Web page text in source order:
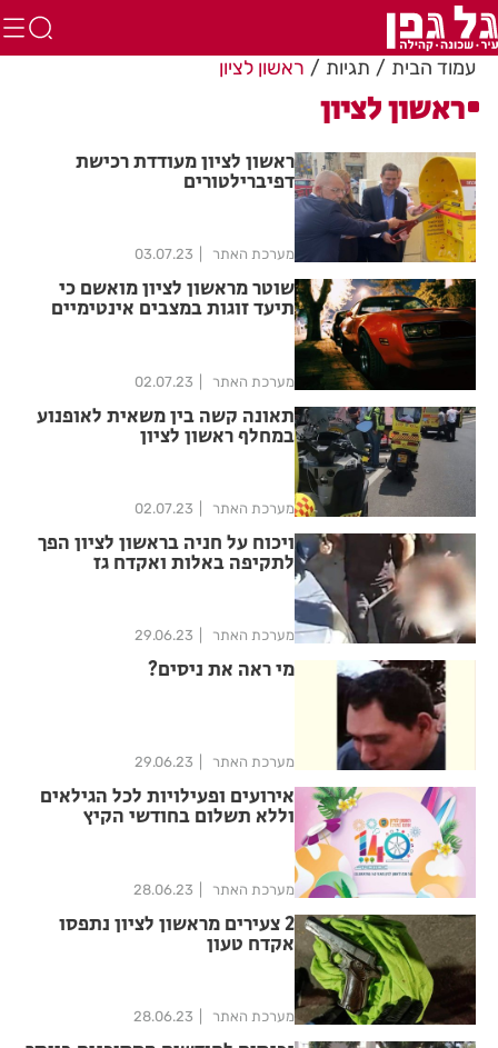
עמוד הבית תגיות ראשון לציון
ראשון לציון
ראשון לציון מעודדת רכישת
דפיברילטורים
מערכת האתר 03.07.23
שוטר מראשון לציון מואשם כי
תיעד זוגות במצבים אינטימיים
מערכת האתר 02.07.23
תאונה קשה בין משאית לאופנוע
במחלף ראשון לציון
מערכת האתר 02.07.23
ויכוח על חניה בראשון לציון הפך
לתקיפה באלות ואקדח גז
מערכת האתר 29.06.23
מי ראה את ניסים?
מערכת האתר 29.06.23
אירועים ופעילויות לכל הגילאים
וללא תשלום בחודשי הקיץ
מערכת האתר 28.06.23
2 צעירים מראשון לציון נתפסו
אקדח טעון
מערכת האתר 28.06.23